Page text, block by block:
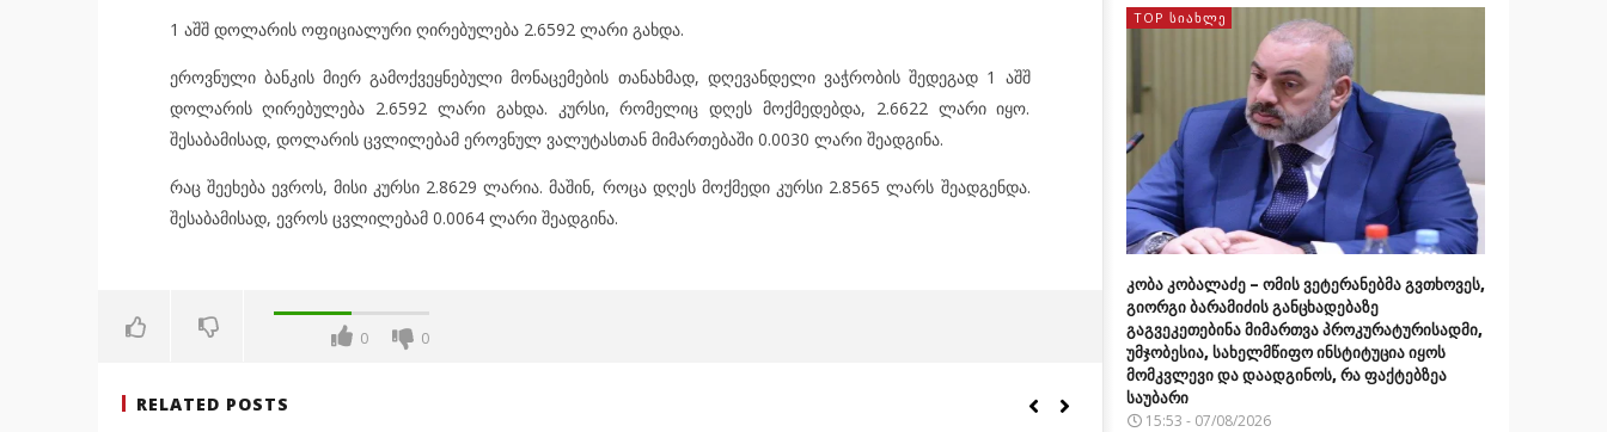
1 აშშ დოლარის ოფიციალური ღირებულება 2.6592 ლარი გახდა.
ეროვნული ბანკის მიერ გამოქვეყნებული მონაცემების თანახმად, დღევანდელი ვაჭრობის შედეგად 1 აშშ
დოლარის ღირებულება 2.6592 ლარი გახდა. კურსი, რომელიც დღეს მოქმედებდა, 2.6622 ლარი იყო.
შესაბამისად, დოლარის ცვლილებამ ეროვნულ ვალუტასთან მიმართებაში 0.0030 ლარი შეადგინა.
რაც შეეხება ევროს, მისი კურსი 2.8629 ლარია. მაშინ, როცა დღეს მოქმედი კურსი 2.8565 ლარს შეადგენდა.
შესაბამისად, ევროს ცვლილებამ 0.0064 ლარი შეადგინა.
0 0
RELATED POSTS
TOP ᲡᲘᲐᲮᲚᲔ
კობა კობალაძე – ომის ვეტერანებმა გვთხოვეს,
გიორგი ბარამიძის განცხადებაზე
გაგვეკეთებინა მიმართვა პროკურატურისადმი,
უმჯობესია, სახელმწიფო ინსტიტუცია იყოს
მომკვლევი და დაადგინოს, რა ფაქტებზეა
საუბარი
15:53 - 07/08/2026